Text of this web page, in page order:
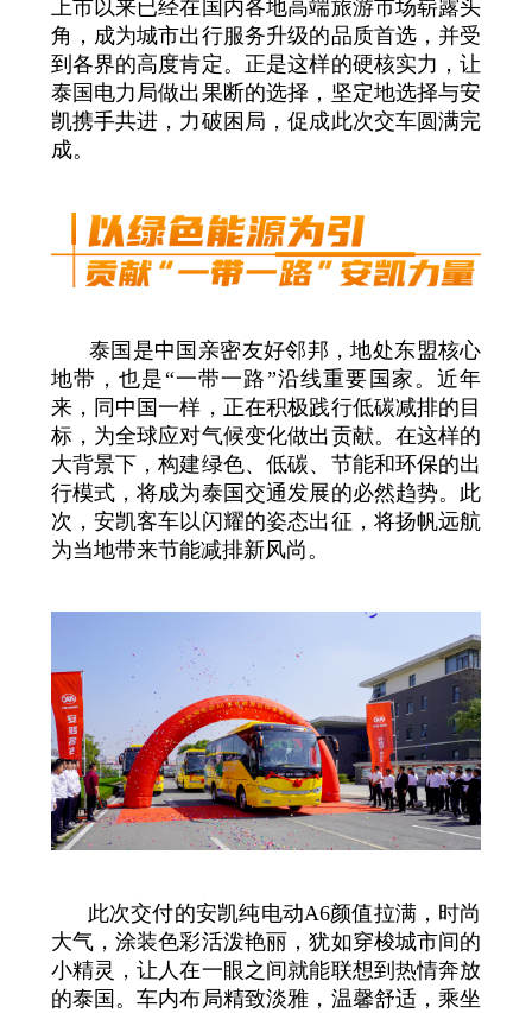
上市以来已经在国内各地高端旅游市场崭露头
角，成为城市出行服务升级的品质首选，并受
到各界的高度肯定。正是这样的硬核实力，让
泰国电力局做出果断的选择，坚定地选择与安
凯携手共进，力破困局，促成此次交车圆满完
成。
泰国是中国亲密友好邻邦，地处东盟核心
地带，也是“一带一路”沿线重要国家。近年
来，同中国一样，正在积极践行低碳减排的目
标，为全球应对气候变化做出贡献。在这样的
大背景下，构建绿色、低碳、节能和环保的出
行模式，将成为泰国交通发展的必然趋势。此
次，安凯客车以闪耀的姿态出征，将扬帆远航
为当地带来节能减排新风尚。
此次交付的安凯纯电动A6颜值拉满，时尚
大气，涂装色彩活泼艳丽，犹如穿梭城市间的
小精灵，让人在一眼之间就能联想到热情奔放
的泰国。车内布局精致淡雅，温馨舒适，乘坐